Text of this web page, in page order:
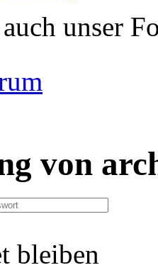
unser
von
bleiben